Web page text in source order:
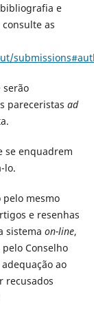
e
as
serão
pareceristas ad
se enquadrem
lo.
pelo mesmo
e resenhas
sistema on-line,
Conselho
ao
recusados